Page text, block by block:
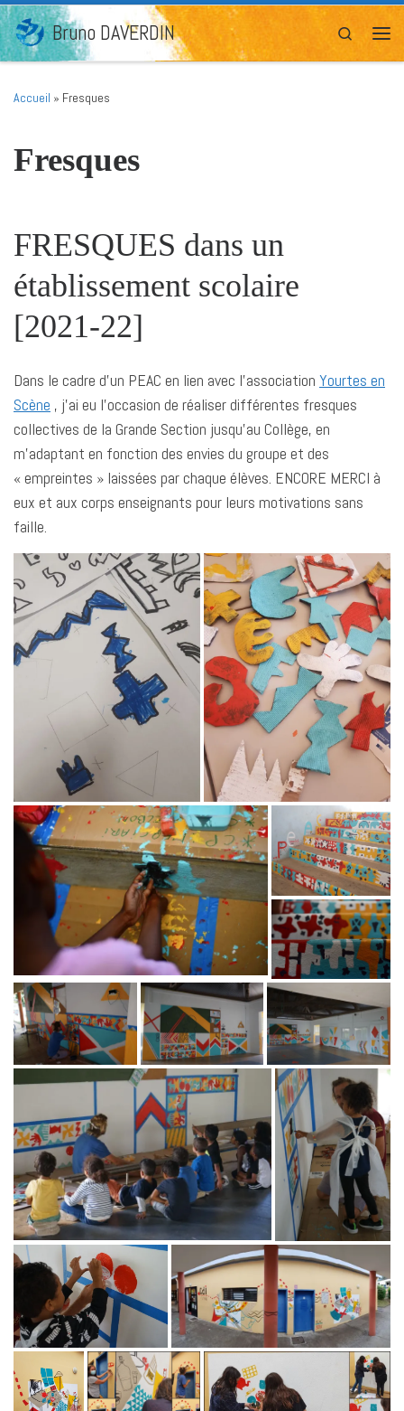
Passer au contenu
Bruno DAVERDIN
Search
Accueil » Fresques
Fresques
FRESQUES dans un
établissement scolaire
[2021-22]
Dans le cadre d’un PEAC en lien avec l’association Yourtes en
Scène , j’ai eu l’occasion de réaliser différentes fresques
collectives de la Grande Section jusqu’au Collège, en
m’adaptant en fonction des envies du groupe et des
« empreintes » laissées par chaque élèves. ENCORE MERCI à
eux et aux corps enseignants pour leurs motivations sans
faille.